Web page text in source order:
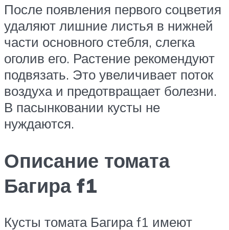
После появления первого соцветия
удаляют лишние листья в нижней
части основного стебля, слегка
оголив его. Растение рекомендуют
подвязать. Это увеличивает поток
воздуха и предотвращает болезни.
В пасынковании кусты не
нуждаются.
Описание томата
Багира f1
Кусты томата Багира f1 имеют